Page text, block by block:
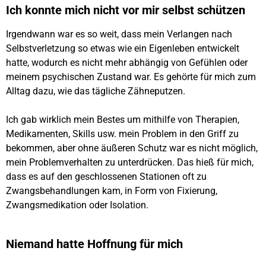
Ich konnte mich nicht vor mir selbst schützen
Irgendwann war es so weit, dass mein Verlangen nach
Selbstverletzung so etwas wie ein Eigenleben entwickelt
hatte, wodurch es nicht mehr abhängig von Gefühlen oder
meinem psychischen Zustand war. Es gehörte für mich zum
Alltag dazu, wie das tägliche Zähneputzen.
Ich gab wirklich mein Bestes um mithilfe von Therapien,
Medikamenten, Skills usw. mein Problem in den Griff zu
bekommen, aber ohne äußeren Schutz war es nicht möglich,
mein Problemverhalten zu unterdrücken. Das hieß für mich,
dass es auf den geschlossenen Stationen oft zu
Zwangsbehandlungen kam, in Form von Fixierung,
Zwangsmedikation oder Isolation.
Niemand hatte Hoffnung für mich